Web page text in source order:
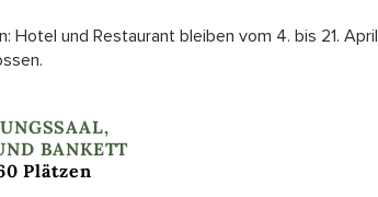
Hotel und Restaurant bleiben vom 4. bis 21. April
BANKETT
Plätzen